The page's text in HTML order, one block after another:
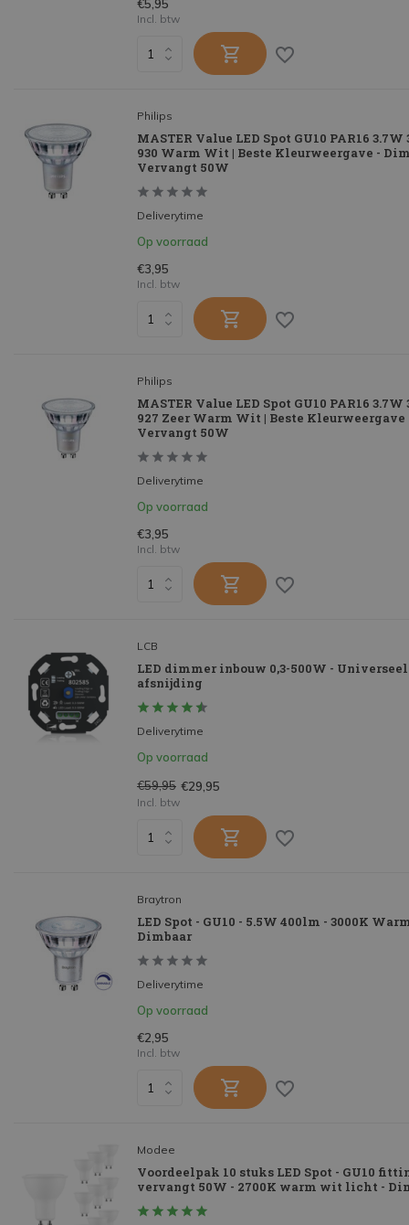
€5,95
Incl. btw
Philips
MASTER Value LED Spot GU10 PAR16
930 Warm Wit | Beste Kleurweergave -
Vervangt 50W
Deliverytime
Op voorraad
€3,95
Incl. btw
Philips
MASTER Value LED Spot GU10 PAR16
927 Zeer Warm Wit | Beste Kleurweergave
Vervangt 50W
Deliverytime
Op voorraad
€3,95
Incl. btw
LCB
LED dimmer inbouw 0,3-500W - Universeel
afsnijding
Deliverytime
Op voorraad
€59,95 €29,95
Incl. btw
Braytron
LED Spot - GU10 - 5.5W 400lm - 3000K
Dimbaar
Deliverytime
Op voorraad
€2,95
Incl. btw
Modee
Voordeelpak 10 stuks LED Spot - GU10
vervangt 50W - 2700K warm wit licht -